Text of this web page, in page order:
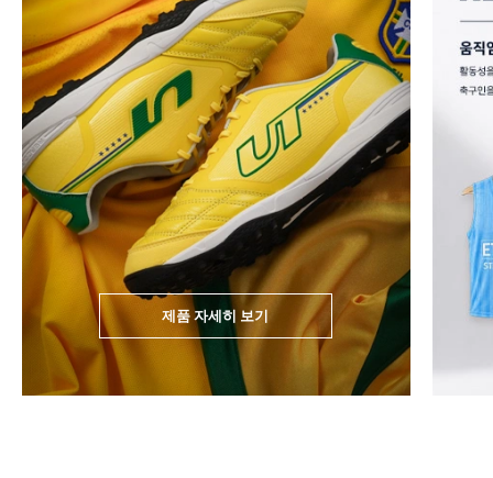
제품 자세히 보기